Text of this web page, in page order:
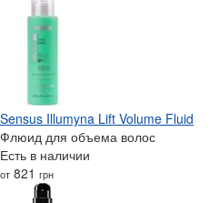
Sensus Illumyna Lift Volume Fluid
Флюид для объема волос
Есть в наличии
от 821 грн